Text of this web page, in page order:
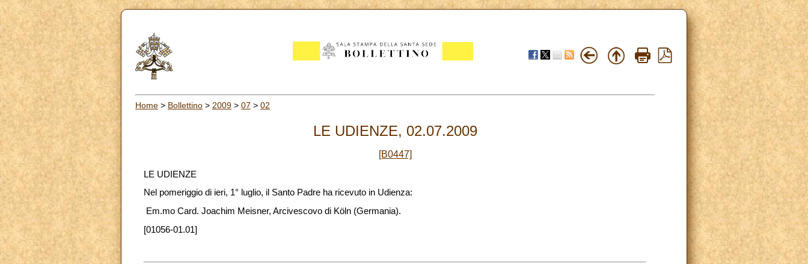
Home > Bollettino > 2009 > 07 > 02
LE UDIENZE, 02.07.2009
[B0447]
LE UDIENZE
Nel pomeriggio di ieri, 1° luglio, il Santo Padre ha ricevuto in Udienza:
Em.mo Card. Joachim Meisner, Arcivescovo di Köln (Germania).
[01056-01.01]